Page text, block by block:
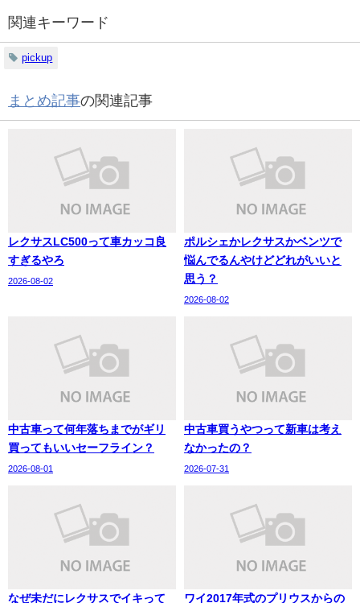
関連キーワード
pickup
まとめ記事の関連記事
レクサスLC500って車カッコ良
すぎるやろ
2026-08-02
ポルシェかレクサスかベンツで
悩んでるんやけどどれがいいと
思う？
2026-08-02
中古車って何年落ちまでがギリ
買ってもいいセーフライン？
2026-08-01
中古車買うやつって新車は考え
なかったの？
2026-07-31
なぜ未だにレクサスでイキって ワイ2017年式のプリウスからの